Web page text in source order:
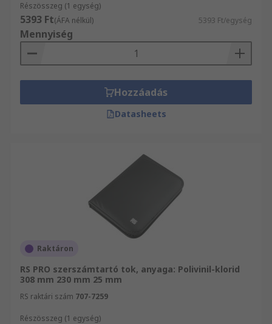
Részösszeg (1 egység)
5393 Ft(ÁFA nélkül) 5393 Ft/egység
Mennyiség
Hozzáadás
Datasheets
Raktáron
RS PRO szerszámtartó tok, anyaga: Polivinil-klorid
308 mm 230 mm 25 mm
RS raktári szám 707-7259
Részösszeg (1 egység)